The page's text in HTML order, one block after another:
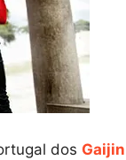
dos Gaijin